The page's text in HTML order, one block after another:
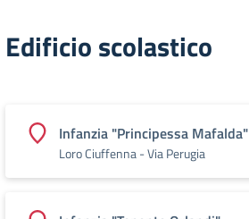
Edificio scolastico
Infanzia "Principessa Mafalda"
Loro Ciuffenna - Via Perugia